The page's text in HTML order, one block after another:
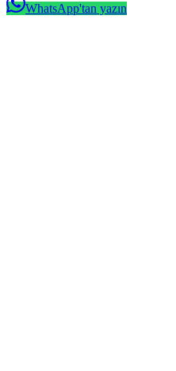
WhatsApp'tan yazın